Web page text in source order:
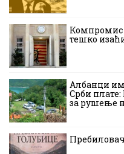
Компромис
тешко
Албанци
Срби
за рушење